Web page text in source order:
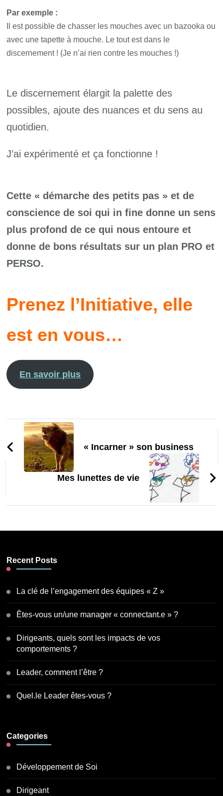
Par exemple :
Il est possible de chasser les mouches avec un bazooka ou
avec une tapette à mouche. Le tout est dans le
discernement ! (Je n’ai rien contre les mouches !)
Le discernement élargit la palette des
possibles, ajoute des nuances et du sens au
quotidien.
J’ai expérimenté et ça fonctionne !
Cette « démarche des petits pas » et de
conscience de soi qui in fine donne un sens
plus profond de ce qui nous entoure et
donne de bons résultats sur un plan PRO et
PERSO.
Prenez l’Initiative, elle
est en vous…
En savoir plus
Navigation
d'article
« Incarner » son business
Mes lunettes de vie
Recent Posts
La clé de l’engagement des équipes « Z »
Êtes-vous un/une manager « connectant.e » ?
Dirigeants, quels sont les impacts de vos
comportements ?
Leader, comment l’être ?
Quel.le Leader êtes-vous ?
Categories
Développement de Soi
Dirigeant